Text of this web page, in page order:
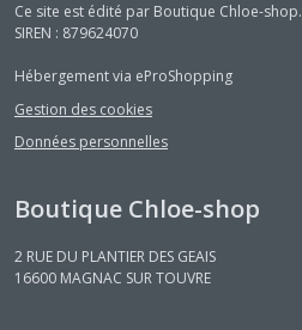
Ce site est édité par Boutique Chloe-shop.
SIREN : 879624070
Hébergement via eProShopping
Gestion des cookies
Données personnelles
Boutique Chloe-shop
2 RUE DU PLANTIER DES GEAIS
16600 MAGNAC SUR TOUVRE